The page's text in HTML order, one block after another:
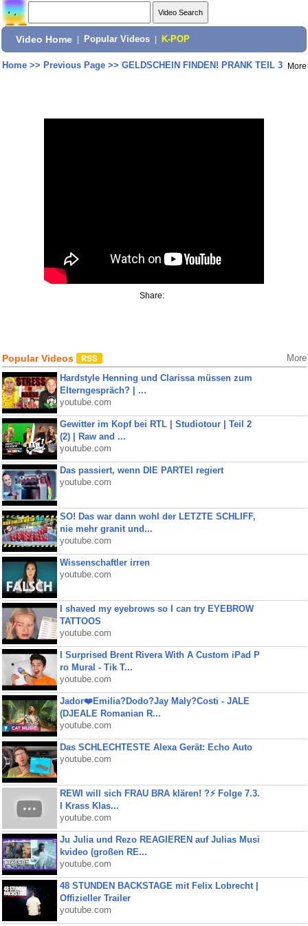
Video Home Popular Videos K-POP
Home>> Previous Page>> GELDSCHEIN FINDEN! PRANK TEIL 3 More
Share:
Popular Videos More
Hardstyle Henning und Clarissa müssen zum
Elterngespräch? | ...
youtube.com
Gewitter im Kopf bei RTL | Studiotour | Teil 2
(2) | Raw and ...
youtube.com
Das passiert, wenn DIE PARTEI regiert
youtube.com
SO! Das war dann wohl der LETZTE SCHLIFF,
nie mehr granit und...
youtube.com
Wissenschaftler irren
youtube.com
I shaved my eyebrows so I can try EYEBROW
TATTOOS
youtube.com
I Surprised Brent Rivera With A Custom iPad P
ro Mural - Tik T...
youtube.com
Jador❤️Emilia?Dodo?Jay Maly?Costi - JALE
(DJEALE Romanian R...
youtube.com
Das SCHLECHTESTE Alexa Gerät: Echo Auto
youtube.com
REWI will sich FRAU BRA klären! ?⚡️ Folge 7.3.
I Krass Klas...
youtube.com
Ju Julia und Rezo REAGIEREN auf Julias Musi
kvideo (großen RE...
youtube.com
48 STUNDEN BACKSTAGE mit Felix Lobrecht |
Offizieller Trailer
youtube.com